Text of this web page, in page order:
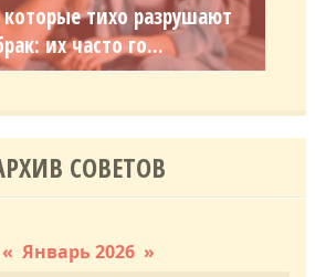
тихо разрушают
их часто го...
СОВЕТОВ
« Январь 2026 »